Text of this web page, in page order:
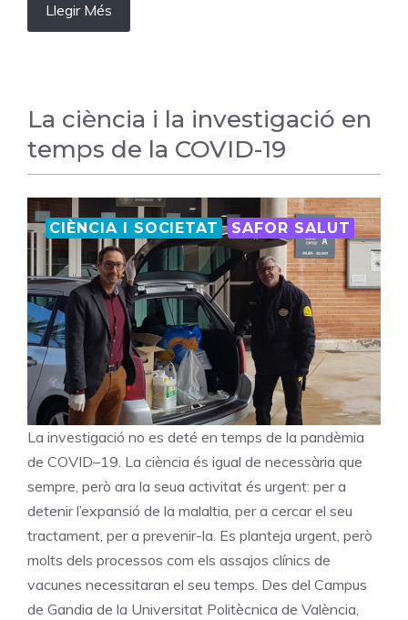
Llegir Més
La ciència i la investigació en
temps de la COVID-19
CIÈNCIA I SOCIETAT SAFOR SALUT
La investigació no es deté en temps de la pandèmia
de COVID–19. La ciència és igual de necessària que
sempre, però ara la seua activitat és urgent: per a
detenir l’expansió de la malaltia, per a cercar el seu
tractament, per a prevenir-la. Es planteja urgent, però
molts dels processos com els assajos clínics de
vacunes necessitaran el seu temps. Des del Campus
de Gandia de la Universitat Politècnica de València,